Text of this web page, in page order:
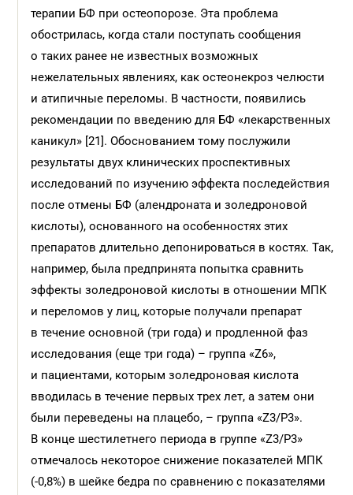
терапии БФ при остеопорозе. Эта проблема
обострилась, когда стали поступать сообщения
о таких ранее не извест­ных возможных
нежелательных явлениях, как остеонекроз челюсти
и атипичные переломы. В частности, появились
рекомендации по введению для БФ «лекарственных
каникул» [21]. Обоснованием тому послужили
результаты двух клинических проспективных
исследований по изучению эффекта последействия
после отмены БФ (алендроната и золедроновой
кислоты), основанного на особенностях этих
препаратов длительно депонироваться в костях. Так,
например, была предпринята попытка сравнить
эффекты золедроновой кислоты в отношении МПК
и переломов у лиц, которые получали препарат
в течение основной (три года) и продленной фаз
исследования (еще три года) – группа «Z6»,
и пациентами, которым золедроновая кислота
вводилась в течение первых трех лет, а затем они
были переведены на плацебо, – группа «Z3/Р3».
В конце шестилетнего периода в группе «Z3/Р3»
отмечалось некоторое снижение показателей МПК
(-0,8%) в шейке бедра по сравнению с показателями